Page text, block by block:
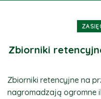
Zbiorniki
Zbiorniki retencyjne na
nagromadzają ogromne